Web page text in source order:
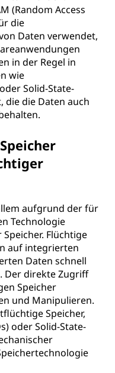
(Random Access
die
Daten verwendet,
in der Regel in
wie
Solid-State-
die die Daten auch
aufgrund der für
Technologie
Flüchtige
auf integrierten
Daten schnell
Der direkte Zugriff
Speicher
und Manipulieren.
Speicher,
oder Solid-State-